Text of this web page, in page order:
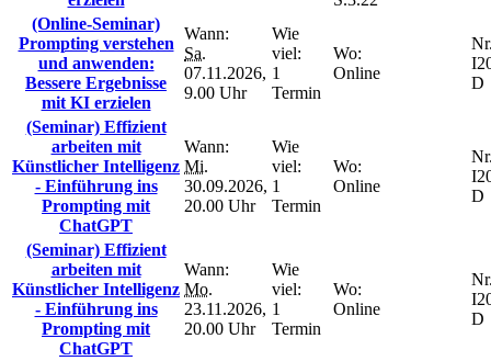
(Online-Seminar)
Prompting verstehen
und anwenden:
Bessere Ergebnisse
mit KI erzielen
Wann:
Sa.
07.11.2026,
9.00 Uhr
Wie
viel:
1
Termin
Wo:
Online
D
(Seminar) Effizient
arbeiten mit
Künstlicher Intelligenz
- Einführung ins
Prompting mit
ChatGPT
Wann:
Mi.
30.09.2026,
20.00 Uhr
Wie
viel:
1
Termin
Wo:
Online
D
(Seminar) Effizient
arbeiten mit
Künstlicher Intelligenz
- Einführung ins
Prompting mit
ChatGPT
Wann:
Mo.
23.11.2026,
20.00 Uhr
Wie
viel:
1
Termin
Wo:
Online
D